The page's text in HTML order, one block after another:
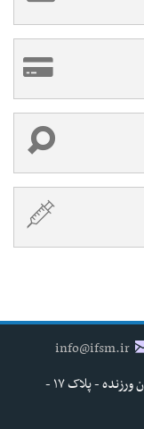
info@ifsm.ir
تهران - خیابان شهید مفتح جنوبی - خیابان ورزنده - پلاک ۱۷ -